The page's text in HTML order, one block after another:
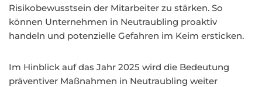
Risikobewusstsein der Mitarbeiter zu stärken. So
können Unternehmen in Neutraubling proaktiv
handeln und potenzielle Gefahren im Keim ersticken.
Im Hinblick auf das Jahr 2025 wird die Bedeutung
präventiver Maßnahmen in Neutraubling weiter